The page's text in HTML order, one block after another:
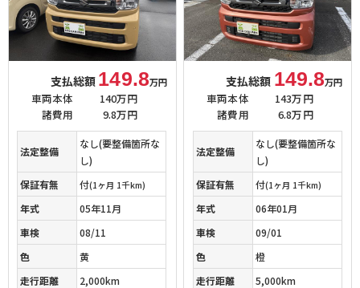
支払総額 149.8万円
車両本体
140万円
諸費用
9.8万円
法定整備
なし(要整備箇所な
し)
保証有無
付(1ヶ月 1千km)
年式
05年11月
車検
08/11
色
黄
走行距離
2,000km
支払総額 149.8万円
車両本体
143万円
諸費用
6.8万円
法定整備
なし(要整備箇所な
し)
保証有無
付(1ヶ月 1千km)
年式
06年01月
車検
09/01
色
橙
走行距離
5,000km